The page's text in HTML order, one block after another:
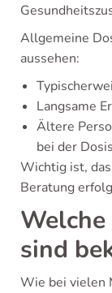
Allgemeine
aussehen:
Langsame
Ältere
bei der
Wichtig ist,
Beratung
sind
Wie bei vielen